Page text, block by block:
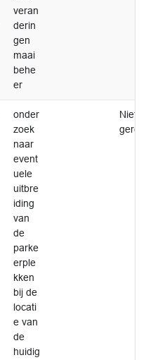
veran
derin
gen
maai
behe
er
onder
zoek
naar
event
uele
uitbre
iding
van
de
parke
erple
kken
bij de
locati
e van
de
huidig
Niet